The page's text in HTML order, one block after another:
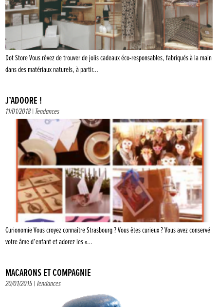
Dot Store Vous rêvez de trouver de jolis cadeaux éco-responsables, fabriqués à la main
dans des matériaux naturels, à partir…
J’ADÔÔRE !
11/01/2018 |Tendances
Curionomie Vous croyez connaître Strasbourg ? Vous êtes curieux ? Vous avez conservé
votre âme d’enfant et adorez les «…
MACARONS ET COMPAGNIE
20/01/2015 |Tendances